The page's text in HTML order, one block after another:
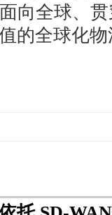
向全球、
的全球化